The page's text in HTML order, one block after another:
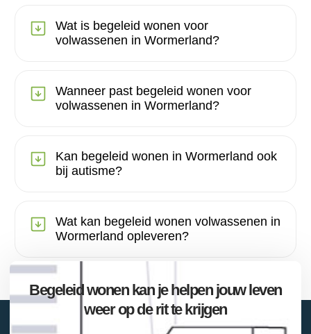
Wat is begeleid wonen voor
volwassenen in Wormerland?
Wanneer past begeleid wonen voor
volwassenen in Wormerland?
Kan begeleid wonen in Wormerland ook
bij autisme?
Wat kan begeleid wonen volwassenen in
Wormerland opleveren?
Begeleid wonen kan je helpen jouw leven
weer op de rit te krijgen